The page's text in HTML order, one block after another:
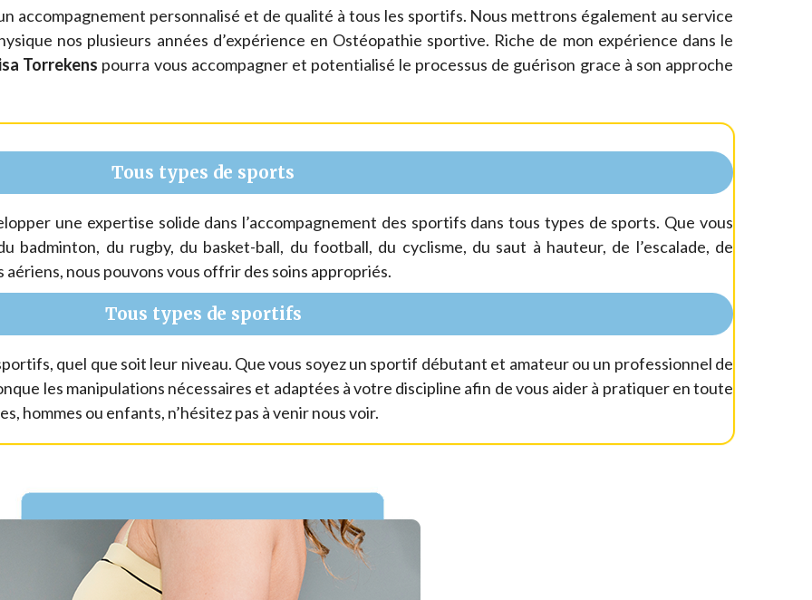
accompagnement personnalisé et de qualité à tous les sportifs. Nous mettrons également au service
nos plusieurs années d’expérience en Ostéopathie sportive. Riche de mon expérience dans le
Torrekens pourra vous accompagner et potentialisé le processus de guérison grace à son approche
Tous types de sports
une expertise solide dans l’accompagnement des sportifs dans tous types de sports. Que vous
badminton, du rugby, du basket-ball, du football, du cyclisme, du saut à hauteur, de l’escalade, de
aériens, nous pouvons vous offrir des soins appropriés.
Tous types de sportifs
quel que soit leur niveau. Que vous soyez un sportif débutant et amateur ou un professionnel de
les manipulations nécessaires et adaptées à votre discipline afin de vous aider à pratiquer en toute
hommes ou enfants, n’hésitez pas à venir nous voir.